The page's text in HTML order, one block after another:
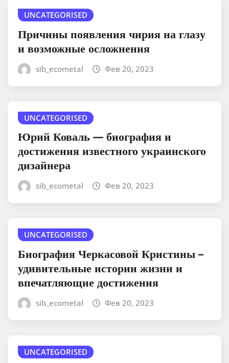
UNCATEGORISED
Причины появления чирия на глазу
и возможные осложнения
sib_ecometal Фев 20, 2023
UNCATEGORISED
Юрий Коваль — биография и
достижения известного украинского
дизайнера
sib_ecometal Фев 20, 2023
UNCATEGORISED
Биография Черкасовой Кристины –
удивительные истории жизни и
впечатляющие достижения
sib_ecometal Фев 20, 2023
UNCATEGORISED